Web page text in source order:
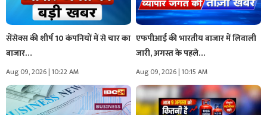
सेंसेक्स की शीर्ष 10 कंपनियों में से चार का
बाजार…
Aug 09, 2026 | 10:22 AM
एफपीआई की भारतीय बाजार में लिवाली
जारी, अगस्त के पहले…
Aug 09, 2026 | 10:15 AM